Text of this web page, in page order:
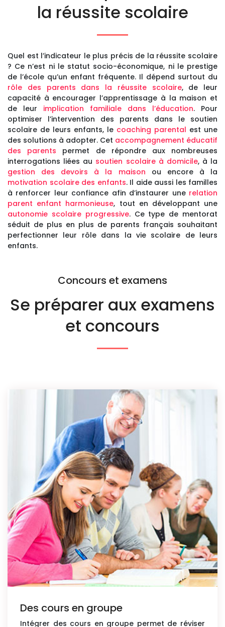
la réussite scolaire
Quel est l’indicateur le plus précis de la réussite scolaire
? Ce n’est ni le statut socio-économique, ni le prestige
de l’école qu’un enfant fréquente. Il dépend surtout du
rôle des parents dans la réussite scolaire, de leur
capacité à encourager l’apprentissage à la maison et
de leur implication familiale dans l’éducation. Pour
optimiser l’intervention des parents dans le soutien
scolaire de leurs enfants, le coaching parental est une
des solutions à adopter. Cet accompagnement éducatif
des parents permet de répondre aux nombreuses
interrogations liées au soutien scolaire à domicile, à la
gestion des devoirs à la maison ou encore à la
motivation scolaire des enfants. Il aide aussi les familles
à renforcer leur confiance afin d’instaurer une relation
parent enfant harmonieuse, tout en développant une
autonomie scolaire progressive. Ce type de mentorat
séduit de plus en plus de parents français souhaitant
perfectionner leur rôle dans la vie scolaire de leurs
enfants.
Concours et examens
Se préparer aux examens
et concours
Des cours en groupe
Intégrer des cours en groupe permet de réviser